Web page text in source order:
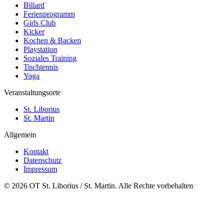
Billard
Ferienprogramm
Girls Club
Kicker
Kochen & Backen
Playstation
Soziales Training
Tischtennis
Yoga
Veranstaltungsorte
St. Liborius
St. Martin
Allgemein
Kontakt
Datenschutz
Impressum
© 2026 OT St. Liborius / St. Martin. Alle Rechte vorbehalten